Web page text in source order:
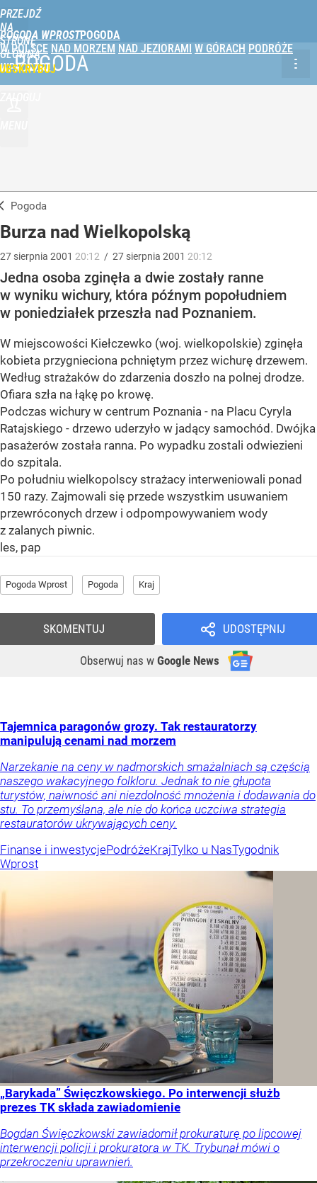
PRZEJDŹ
NA
STRONĘ
GŁÓWNĄ
WPROST.PL
POGODA WPROST
W POLSCE NAD MORZEM NAD JEZIORAMI W GÓRACH PODRÓŻE
POGODA
Pogoda
Burza nad Wielkopolską
27 sierpnia 2001 20:12 / 27 sierpnia 2001 20:12
Jedna osoba zginęła a dwie zostały ranne
w wyniku wichury, która późnym popołudniem
w poniedziałek przeszła nad Poznaniem.
W miejscowości Kiełczewko (woj. wielkopolskie) zginęła
kobieta przygnieciona pchniętym przez wichurę drzewem.
Według strażaków do zdarzenia doszło na polnej drodze.
Ofiara szła na łąkę po krowę.
Podczas wichury w centrum Poznania - na Placu Cyryla
Ratajskiego - drzewo uderzyło w jadący samochód. Dwójka
pasażerów została ranna. Po wypadku zostali odwiezieni
do szpitala.
Po południu wielkopolscy strażacy interweniowali ponad
150 razy. Zajmowali się przede wszystkim usuwaniem
przewróconych drzew i odpompowywaniem wody
z zalanych piwnic.
les, pap
Pogoda Wprost Pogoda Kraj
UDOSTĘPNIJ
Obserwuj nas w Google News
SKOMENTUJ
Tajemnica paragonów grozy. Tak restauratorzy
manipulują cenami nad morzem
Narzekanie na ceny w nadmorskich smażalniach są częścią
naszego wakacyjnego folkloru. Jednak to nie głupota
turystów, naiwność ani niezdolność mnożenia i dodawania do
stu. To przemyślana, ale nie do końca uczciwa strategia
restauratorów ukrywających ceny.
Finanse i inwestycjePodróżeKrajTylko u NasTygodnik
Wprost
„Barykada” Święczkowskiego. Po interwencji służb
prezes TK składa zawiadomienie
Bogdan Święczkowski zawiadomił prokuraturę po lipcowej
interwencji policji i prokuratora w TK. Trybunał mówi o
przekroczeniu uprawnień.